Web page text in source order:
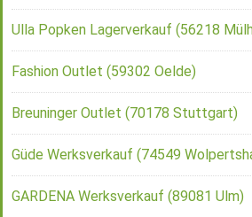
Ulla Popken Lagerverkauf (56218
Fashion Outlet (59302 Oelde)
Breuninger Outlet (70178 Stuttgart)
Güde Werksverkauf (74549
GARDENA Werksverkauf (89081 Ulm)